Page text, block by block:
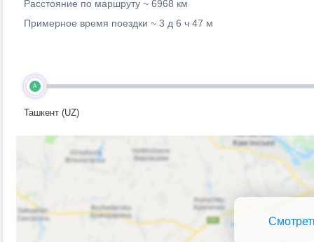
Расстояние по маршруту ~ 6968 км
Примерное время поездки ~ 3 д 6 ч 47 м
A
Ташкент (UZ)